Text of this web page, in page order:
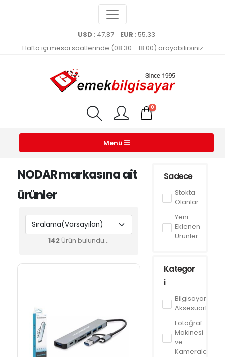
USD: 47,87 EUR : 55,33
Hafta içi mesai saatlerinde (08:30 - 18:00) arayabilirsiniz
0
Menü
Sadece
Stokta
Olanlar
Yeni
Eklenen
Ürünler
Kategor
i
Bilgisayar
Aksesuarları
Fotoğraf
Makinesi
ve
Kameralar
NODAR markasına ait
ürünler
142Ürün bulundu...